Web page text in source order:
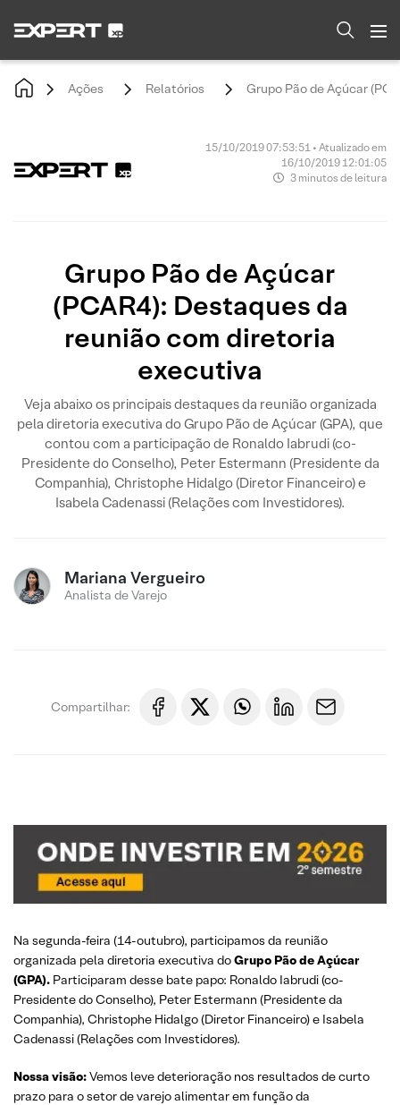
Ações Relatórios Grupo Pão de Açúcar
15/10/2019 07:53:51 • Atualizado em
16/10/2019 12:01:05
3 minutos de leitura
Grupo Pão de Açúcar
(PCAR4): Destaques da
reunião com diretoria
executiva
Veja abaixo os principais destaques da reunião organizada
pela diretoria executiva do Grupo Pão de Açúcar (GPA), que
contou com a participação de Ronaldo Iabrudi (co-
Presidente do Conselho), Peter Estermann (Presidente da
Companhia), Christophe Hidalgo (Diretor Financeiro) e
Isabela Cadenassi (Relações com Investidores).
Mariana Vergueiro
Analista de Varejo
Compartilhar:
Na segunda-feira (14-outubro), participamos da reunião
organizada pela diretoria executiva doGrupo Pão de Açúcar
(GPA). Participaram desse bate papo: Ronaldo Iabrudi (co-
Presidente do Conselho), Peter Estermann (Presidente da
Companhia), Christophe Hidalgo (Diretor Financeiro) e Isabela
Cadenassi (Relações com Investidores).
Nossa visão:Vemos leve deterioração nos resultados de curto
prazo para o setor de varejo alimentar em função da